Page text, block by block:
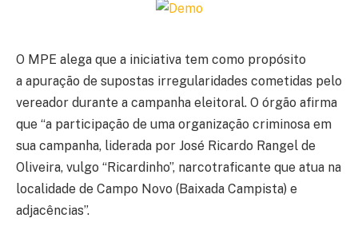
O MPE alega que a iniciativa tem como propósito
a apuração de supostas irregularidades cometidas pelo
vereador durante a campanha eleitoral. O órgão afirma
que “a participação de uma organização criminosa em
sua campanha, liderada por José Ricardo Rangel de
Oliveira, vulgo “Ricardinho”, narcotraficante que atua na
localidade de Campo Novo (Baixada Campista) e
adjacências”.